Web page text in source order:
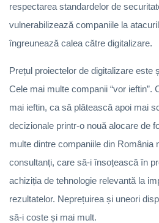
respectarea standardelor de
vulnerabilizează companiile la
îngreunează calea către digitalizare.
Prețul proiectelor de digitalizare este
Cele mai multe companii “vor ieftin”.
mai ieftin, ca să plătească apoi mai
decizionale printr-o nouă alocare de
multe dintre companiile din România
consultanți, care să-i însoțească în
achiziția de tehnologie relevantă la
rezultatelor. Neprețuirea și uneori
să-i coste și mai mult.